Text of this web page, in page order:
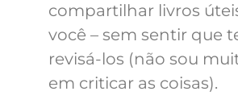
compartilhar livros
você – sem sentir que
revisá-los (não sou
em criticar as coisas).